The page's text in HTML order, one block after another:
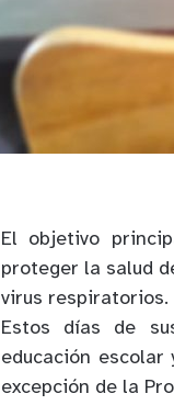
El objetivo
proteger la salud
virus respiratorios.
Estos días de
educación escolar
excepción de la